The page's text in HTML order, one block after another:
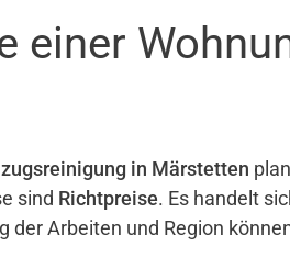
einer
in Märstetten
sind Richtpreise. Es handelt
der Arbeiten und Region